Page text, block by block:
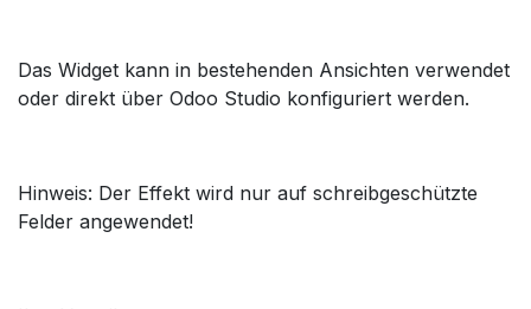
Das Widget kann in bestehenden Ansichten verwendet
oder direkt über Odoo Studio konfiguriert werden.
Hinweis: Der Effekt wird nur auf schreibgeschützte
Felder angewendet!